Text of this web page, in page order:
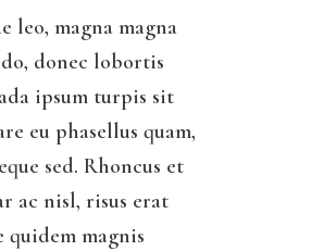
leo, magna magna
donec lobortis
ipsum turpis sit
eu phasellus quam,
sed. Rhoncus et
ac nisl, risus erat
quidem magnis